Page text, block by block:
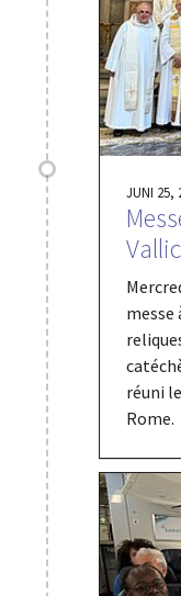
JUNI 25,
messe
réuni
Rome.